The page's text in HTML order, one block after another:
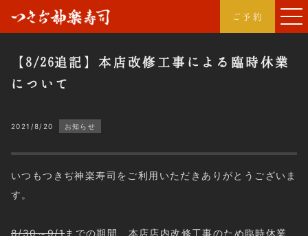
ご予約
【8/26追記】本店改修工事による臨時休業
について
2021/8/20 お知らせ
いつもつきぢ神楽寿司をご利用いただきありがとうございま
す。
8/30～9/1までの期間、本店店内改修工事のため臨時休業